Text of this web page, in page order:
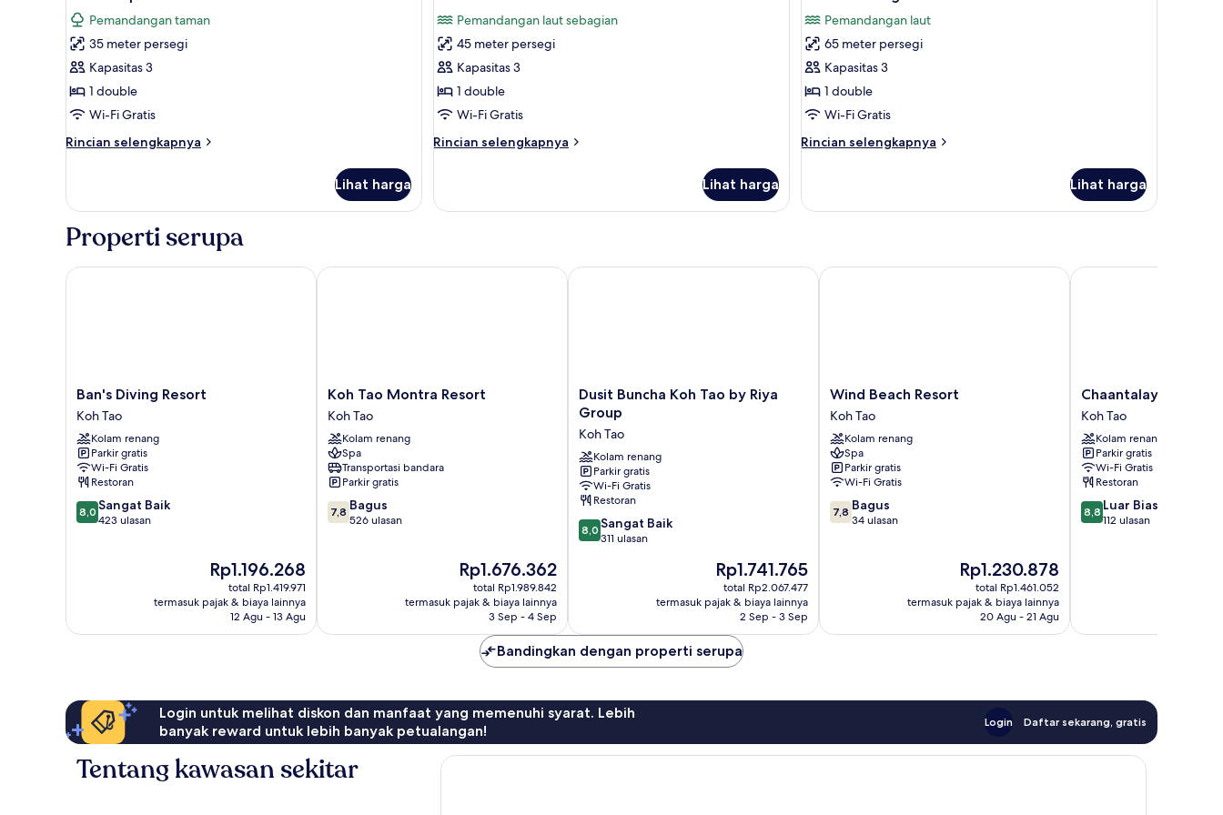
with
Pool
semua
foto
untuk
Kamar
Superior
Pemandangan taman
35 meter persegi
Kapasitas 3
1 double
Wi-Fi Gratis
Rincian selengkapnya
Rincian
Kamar
Lihat harga
semua
foto
untuk
Kamar
Deluks
Pemandangan laut sebagian
45 meter persegi
Kapasitas 3
1 double
Wi-Fi Gratis
Rincian selengkapnya
Rincian
Kamar
Lihat harga
semua
foto
untuk
Sunset
Cottage
Pemandangan laut
65 meter persegi
Kapasitas 3
1 double
Wi-Fi Gratis
Rincian selengkapnya
Rincian
Sunset
Lihat harga
Properti serupa
Ban's
Diving
Resort
Koh
Tao
Ban's Diving Resort
Koh Tao
Kolam renang
Parkir gratis
Wi-Fi Gratis
Restoran
8.0
dari
8,0 Sangat Baik
423 ulasan
Harga
sekarang
Rp1.196.268
Rp1.196.268
total Rp1.419.971
termasuk pajak & biaya lainnya
12 Agu - 13 Agu
Ban's Diving Resort
Koh
Tao
Montra
Resort
Koh
Tao
Koh Tao Montra Resort
Koh Tao
Kolam renang
Spa
Transportasi bandara
Parkir gratis
7.8
dari
7,8 Bagus
526 ulasan
Harga
sekarang
Rp1.676.362
Rp1.676.362
total Rp1.989.842
termasuk pajak & biaya lainnya
3 Sep - 4 Sep
Koh Tao Montra Resort
Dusit
Buncha
Tao
by
Riya
Group
Koh
Tao
Dusit Buncha Koh Tao by Riya
Group
Koh Tao
Kolam renang
Parkir gratis
Wi-Fi Gratis
Restoran
8.0
dari
8,0 Sangat Baik
311 ulasan
Harga
sekarang
Rp1.741.765
Rp1.741.765
total Rp2.067.477
termasuk pajak & biaya lainnya
2 Sep - 3 Sep
Dusit Buncha Koh Tao by Riya Group
Wind
Beach
Resort
Koh
Tao
Wind Beach Resort
Koh Tao
Kolam renang
Spa
Parkir gratis
Wi-Fi Gratis
7.8
dari
7,8 Bagus
34 ulasan
Harga
sekarang
Rp1.230.878
Rp1.230.878
total Rp1.461.052
termasuk pajak & biaya lainnya
20 Agu - 21 Agu
Wind Beach Resort
Chaantalay
Hotel
Koh
Tao
Chaantalay Hotel
Koh Tao
Kolam renang
Parkir gratis
Wi-Fi Gratis
Restoran
8.8
dari
8,8 Luar Biasa
112 ulasan
Chaantalay Hotel
Bandingkan dengan properti serupa
Login untuk melihat diskon dan manfaat yang memenuhi syarat. Lebih
banyak reward untuk lebih banyak petualangan!
Login Daftar sekarang, gratis
Tentang kawasan sekitar